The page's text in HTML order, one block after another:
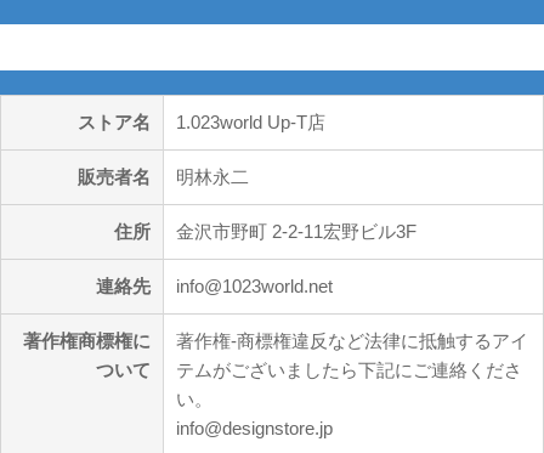
ストア名 1.023world Up-T店
販売者名 明林永二
住所 金沢市野町 2-2-11宏野ビル3F
連絡先 info@1023world.net
著作権商標権に
ついて
著作権-商標権違反など法律に抵触するアイ
テムがございましたら下記にご連絡くださ
い。
info@designstore.jp